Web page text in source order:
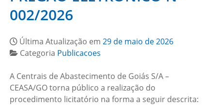
002/2026
Última Atualização em 29 de maio de 2026
Categoria Publicacoes
A Centrais de Abastecimento de Goiás S/A –
CEASA/GO torna público a realização do
procedimento licitatório na forma a seguir descrita: